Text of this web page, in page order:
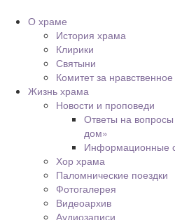
О храме
История храма
Клирики
Святыни
Комитет за
Жизнь храма
Новости и проповеди
Ответы на
дом»
Информационные
Хор храма
Паломнические поездки
Фотогалерея
Видеоархив
Аудиозаписи